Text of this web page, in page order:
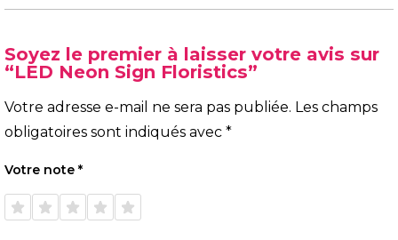
Soyez le premier à laisser votre avis sur
“LED Neon Sign Floristics”
Votre adresse e-mail ne sera pas publiée. Les champs
obligatoires sont indiqués avec *
Votre note *
1 étoile
sur 5
2 étoiles
sur 5
3 étoiles
sur 5
4 étoiles
sur 5
5 étoiles
sur 5